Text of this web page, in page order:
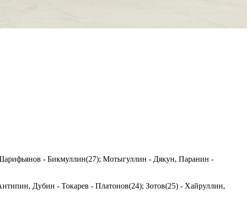
- Бикмуллин(27); Мотыгуллин - Дякун, Паранин -
Дубин - Токарев - Платонов(24); Зотов(25) - Хайруллин,